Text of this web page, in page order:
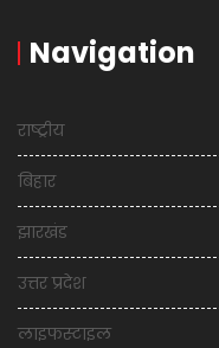
Navigation
राष्ट्रीय
बिहार
झारखंड
उत्तर प्रदेश
लाइफस्टाइल